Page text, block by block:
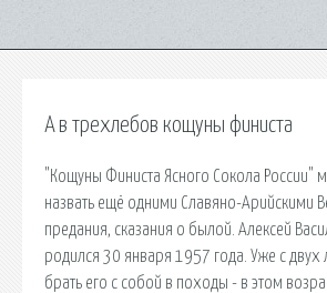
А в трехлебов кощуны финиста
"Кощуны Финиста Ясного Сокола России"
назвать ещё одними Славяно-Арийскими
предания, сказания о былой. Алексей
родился 30 января 1957 года. Уже с двух
брать его с собой в походы - в этом